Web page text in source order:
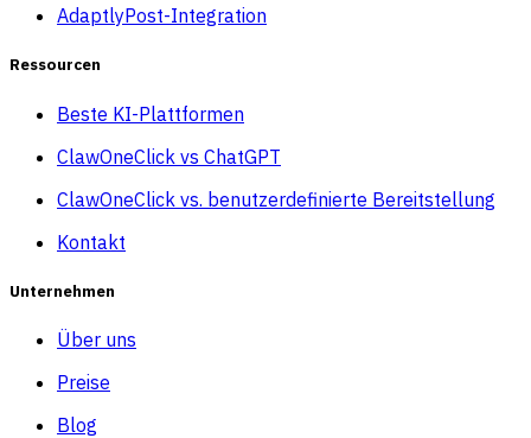
AdaptlyPost-Integration
Ressourcen
Beste KI-Plattformen
ClawOneClick vs ChatGPT
ClawOneClick vs. benutzerdefinierte Bereitstellung
Kontakt
Unternehmen
Über uns
Preise
Blog